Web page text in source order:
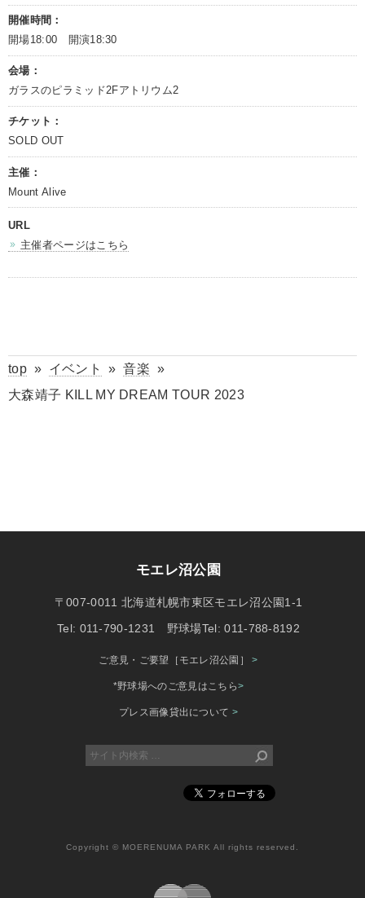
開催時間：
開場18:00 開演18:30
会場：
ガラスのピラミッド2Fアトリウム2
チケット：
SOLD OUT
主催：
Mount Alive
URL
主催者ページはこちら
top» イベント »音楽 »
大森靖子 KILL MY DREAM TOUR 2023
モエレ沼公園
〒007-0011 北海道札幌市東区モエレ沼公園1-1
Tel: 011-790-1231 野球場Tel: 011-788-8192
ご意見・ご要望［モエレ沼公園］>
*野球場へのご意見はこちら>
プレス画像貸出について >
Copyright © MOERENUMA PARK All rights reserved.